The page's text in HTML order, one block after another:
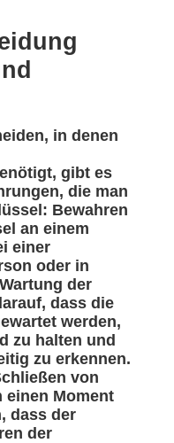
in denen
gibt es
die man
Bewahren
an einem
einer
oder in
der
dass die
werden,
zu halten und
zu erkennen.
von
einen Moment
dass der
der